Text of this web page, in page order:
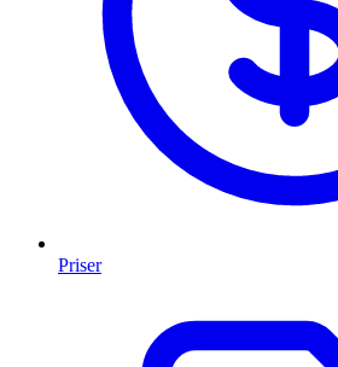
Priser